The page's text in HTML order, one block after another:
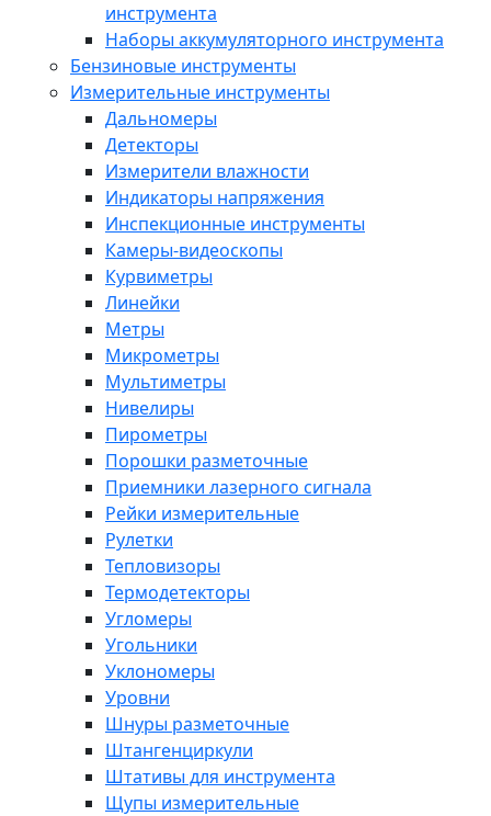
инструмента
Наборы аккумуляторного инструмента
Бензиновые инструменты
Измерительные инструменты
Дальномеры
Детекторы
Измерители влажности
Индикаторы напряжения
Инспекционные инструменты
Камеры-видеоскопы
Курвиметры
Линейки
Метры
Микрометры
Мультиметры
Нивелиры
Пирометры
Порошки разметочные
Приемники лазерного сигнала
Рейки измерительные
Рулетки
Тепловизоры
Термодетекторы
Угломеры
Угольники
Уклономеры
Уровни
Шнуры разметочные
Штангенциркули
Штативы для инструмента
Щупы измерительные